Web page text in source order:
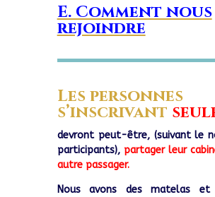
E. Comment nous
rejoindre
Les personnes
s’inscrivant
devront peut-être, (suivant le
participants),partager leur
autre passager.
Nous avons des matelas